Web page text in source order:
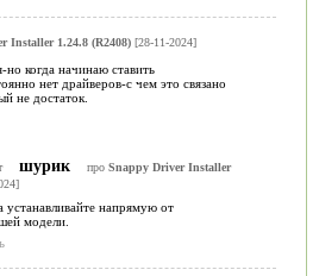
Installer 1.24.8 (R2408)[28-11-2024]
когда начинаю ставить
нет драйверов-с чем это связано
не достаток.
шурик про Snappy Driver Installer
устанавливайте напрямую от
модели.